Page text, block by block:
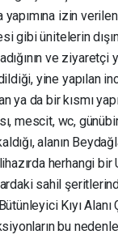
izin
ünitelerin
ve
yine yapılan
ya da bir kısmı
mescit, wc,
alanın
herhangi bir
sahil
Kıyı
bu nedenle